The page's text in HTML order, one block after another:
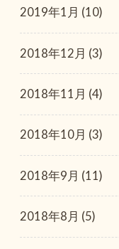
2019年1月 (10)
2018年12月 (3)
2018年11月 (4)
2018年10月 (3)
2018年9月 (11)
2018年8月 (5)